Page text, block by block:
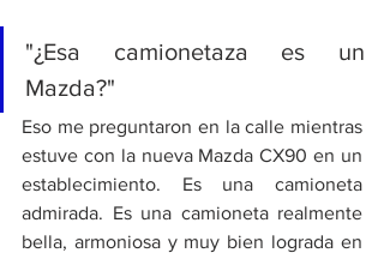
"¿Esa camionetaza es un
Mazda?"
Eso me preguntaron en la calle mientras
estuve con la nueva Mazda CX90 en un
establecimiento. Es una camioneta
admirada. Es una camioneta realmente
bella, armoniosa y muy bien lograda en